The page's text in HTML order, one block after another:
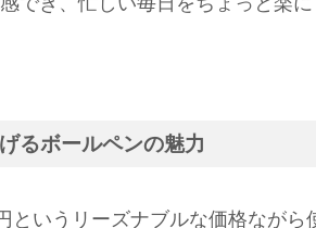
るボールペンの魅力
いうリーズナブルな価格ながら